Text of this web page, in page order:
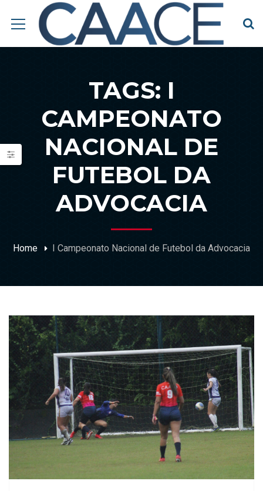
TAGS: I
CAMPEONATO
NACIONAL DE
FUTEBOL DA
ADVOCACIA
Home I Campeonato Nacional de Futebol da Advocacia